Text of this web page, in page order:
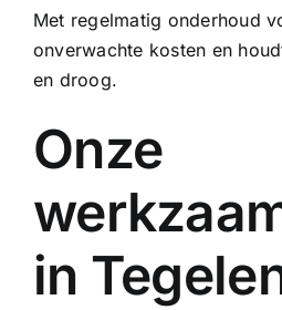
Met regelmatig onderhoud
onverwachte kosten en
en droog.
Onze
in